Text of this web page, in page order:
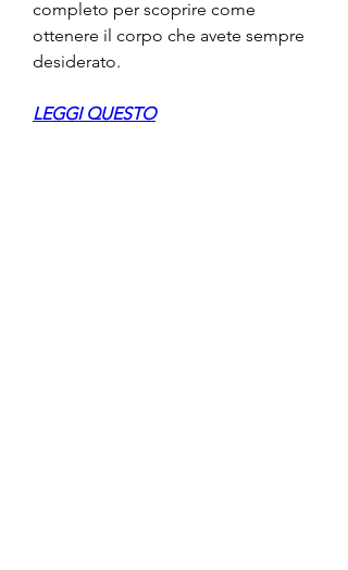
completo per scoprire come
ottenere il corpo che avete sempre
desiderato.
LEGGI QUESTO